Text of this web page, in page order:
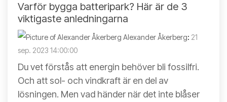
Varför bygga batteripark? Här är de 3
viktigaste anledningarna
Alexander Åkerberg: 21
sep. 2023 14:00:00
Du vet förstås att energin behöver bli fossilfri.
Och att sol- och vindkraft är en del av
lösningen. Men vad händer när det inte blåser